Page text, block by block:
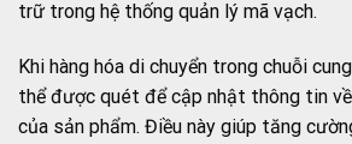
trữ trong hệ thống quản lý mã vạch.
Khi hàng hóa di chuyển trong chuỗi
thể được quét để cập nhật thông tin
của sản phẩm. Điều này giúp tăng